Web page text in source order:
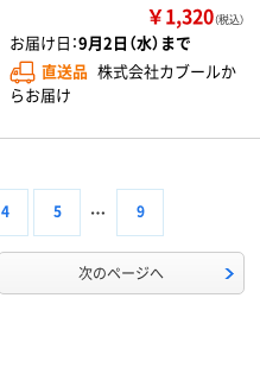
￥1,320（税込）
お届け日：9月2日（水）まで
直送品 株式会社カブールか
らお届け
4 5 9
次のページへ